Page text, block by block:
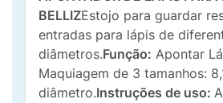
BELLIZEstojo para guardar
entradas para lápis de
diâmetros.Função: Apontar
Maquiagem de 3 tamanhos:
diâmetro.Instruções de uso: